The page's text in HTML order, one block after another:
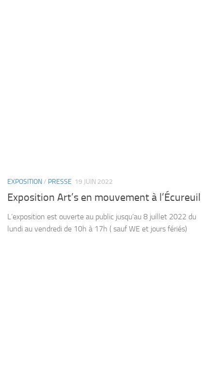
EXPOSITION/ PRESSE 19 JUIN 2022
Exposition Art’s en mouvement à l’Écureuil
L’exposition est ouverte au public jusqu’au 8 juillet 2022 du
lundi au vendredi de 10h à 17h ( sauf WE et jours fériés)